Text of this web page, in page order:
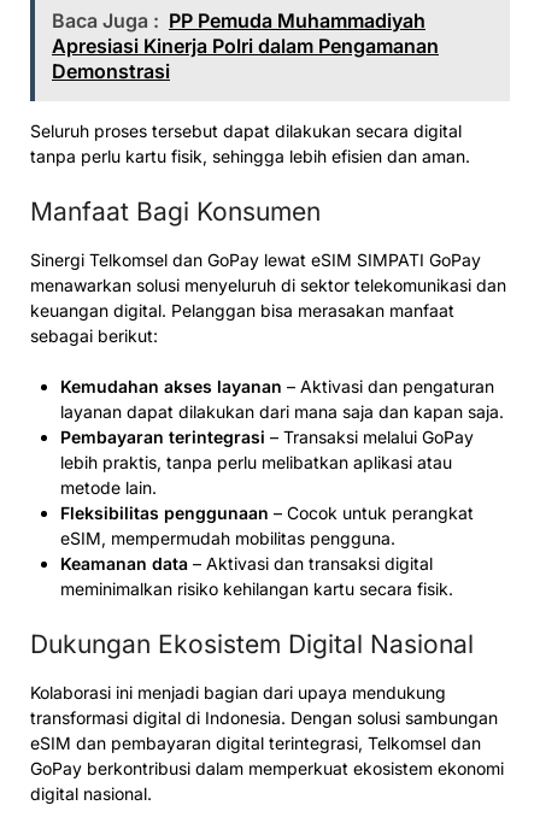
Baca Juga : PP Pemuda Muhammadiyah
Apresiasi Kinerja Polri dalam Pengamanan
Demonstrasi
Seluruh proses tersebut dapat dilakukan secara digital
tanpa perlu kartu fisik, sehingga lebih efisien dan aman.
Manfaat Bagi Konsumen
Sinergi Telkomsel dan GoPay lewat eSIM SIMPATI GoPay
menawarkan solusi menyeluruh di sektor telekomunikasi dan
keuangan digital. Pelanggan bisa merasakan manfaat
sebagai berikut:
Kemudahan akses layanan – Aktivasi dan pengaturan
layanan dapat dilakukan dari mana saja dan kapan saja.
Pembayaran terintegrasi – Transaksi melalui GoPay
lebih praktis, tanpa perlu melibatkan aplikasi atau
metode lain.
Fleksibilitas penggunaan – Cocok untuk perangkat
eSIM, mempermudah mobilitas pengguna.
Keamanan data – Aktivasi dan transaksi digital
meminimalkan risiko kehilangan kartu secara fisik.
Dukungan Ekosistem Digital Nasional
Kolaborasi ini menjadi bagian dari upaya mendukung
transformasi digital di Indonesia. Dengan solusi sambungan
eSIM dan pembayaran digital terintegrasi, Telkomsel dan
GoPay berkontribusi dalam memperkuat ekosistem ekonomi
digital nasional.